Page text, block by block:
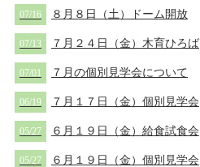
07/16 ８月８日（土）ドーム開放
07/13 ７月２４日（金）木育ひろば
07/01 ７月の個別見学会について
06/19 ７月１７日（金）個別見学会
05/27 ６月１９日（金）給食試食会
05/27 ６月１９日（金）個別見学会